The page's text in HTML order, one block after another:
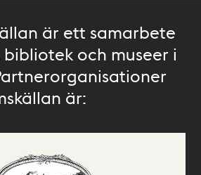
är ett samarbete
och museer i
är: